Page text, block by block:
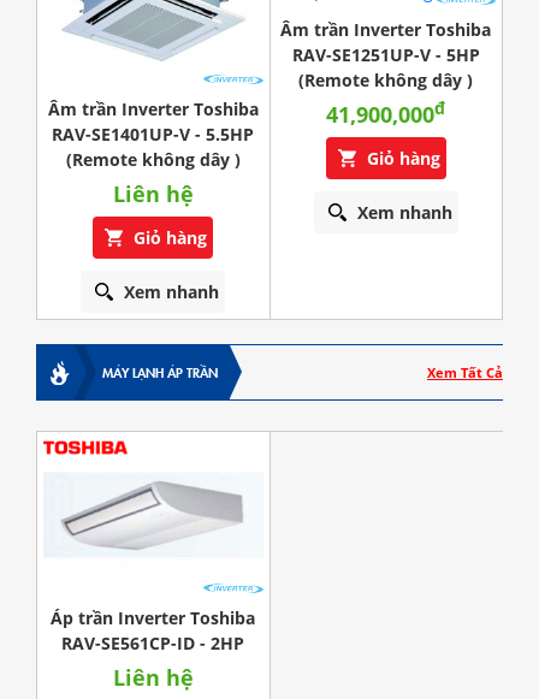
Âm trần Inverter Toshiba
RAV-SE1401UP-V - 5.5HP
(Remote không dây )
Liên hệ
Giỏ hàng
Xem nhanh
Âm trần Inverter Toshiba
RAV-SE1251UP-V - 5HP
(Remote không dây )
41,900,000đ
Giỏ hàng
Xem nhanh
MÁY LẠNH ÁP TRẦN Xem Tất Cả
Áp trần Inverter Toshiba
RAV-SE561CP-ID - 2HP
Liên hệ